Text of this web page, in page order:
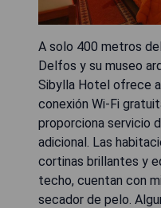
A solo 400 metros
Delfos y su museo
Sibylla Hotel ofrece
conexión Wi-Fi
proporciona servicio
adicional. Las
cortinas brillantes y
techo, cuentan con
secador de pelo.